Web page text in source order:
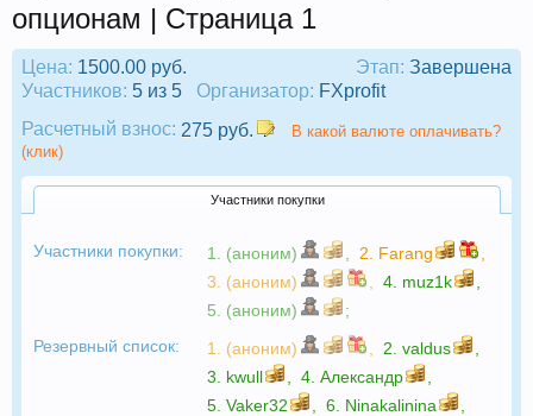
опционам | Страница 1
Этап: Завершена
Цена: 1500.00 руб.
Участников: 5 из 5 Организатор: FXprofit
Расчетный взнос: 275 руб.
В какой валюте оплачивать?
(клик)
Участники покупки
Участники покупки: 1. (аноним) 2. Farang
3. (аноним)
4. muz1k
5. (аноним)
;
Резервный список:
1. (аноним) 2. valdus
3. kwull 4. Александр
5. Vaker32 6. Ninakalinina